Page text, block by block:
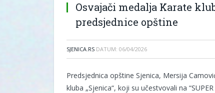
Osvajači medalja Karate
predsjednice opštine
SJENICA.RS DATUM: 06/04/2026
Predsjednica opštine Sjenica, Mersija
kluba „Sjenica“, koji su učestvovali na